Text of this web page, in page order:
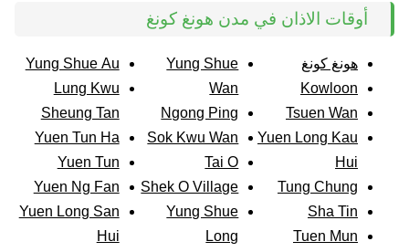
أوقات الاذان في مدن هونغ كونغ
هونغ كونغ
Kowloon
Tsuen Wan
Yuen Long Kau
Hui
Tung Chung
Sha Tin
Tuen Mun
Yung Shue
Wan
Ngong Ping
Sok Kwu Wan
Tai O
Shek O Village
Yung Shue
Long
Yung Shue Au
Lung Kwu
Sheung Tan
Yuen Tun Ha
Yuen Tun
Yuen Ng Fan
Yuen Long San
Hui